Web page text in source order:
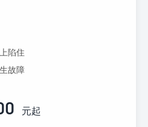
陷住
故障
元起